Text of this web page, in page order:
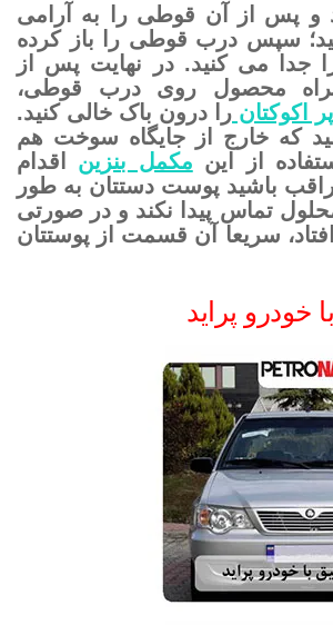
و پس از آن قوطی را به آرامی
سپس درب قوطی را باز کرده
جدا می کنید. در نهایت پس از
محصول روی درب قوطی،
اکوکتان را درون باک خالی کنید.
که خارج از جایگاه سوخت هم
از این مکمل بنزین اقدام
باشید پوست دستتان به طور
تماس پیدا نکند و در صورتی
سریعا آن قسمت از پوستتان
خودرو پراید